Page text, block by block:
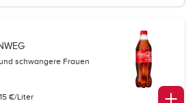
schwangere Frauen
€/Liter